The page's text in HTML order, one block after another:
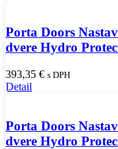
Porta Doors
dvere Hydro
393,35 € s DPH
Detail
Porta Doors
dvere Hydro